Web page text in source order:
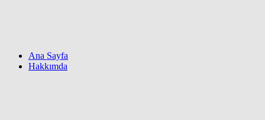
Ana Sayfa
Hakkımda